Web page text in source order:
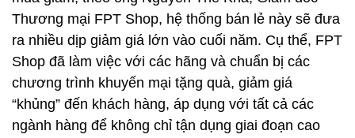
Thương mại FPT Shop, hệ thống bán lẻ này sẽ đưa
ra nhiều dịp giảm giá lớn vào cuối năm. Cụ thể, FPT
Shop đã làm việc với các hãng và chuẩn bị các
chương trình khuyến mại tặng quà, giảm giá
“khủng” đến khách hàng, áp dụng với tất cả các
ngành hàng để không chỉ tận dụng giai đoạn cao